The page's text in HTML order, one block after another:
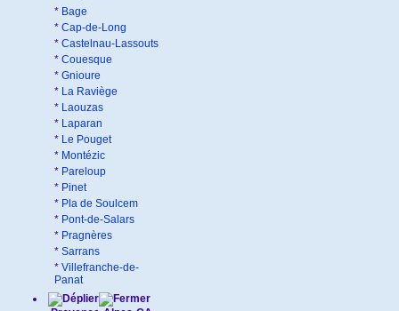
* Bage
* Cap-de-Long
* Castelnau-Lassouts
* Couesque
* Gnioure
* La Raviège
* Laouzas
* Laparan
* Le Pouget
* Montézic
* Pareloup
* Pinet
* Pla de Soulcem
* Pont-de-Salars
* Pragnères
* Sarrans
* Villefranche-de-
Panat